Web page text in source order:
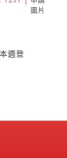
圖片
週登